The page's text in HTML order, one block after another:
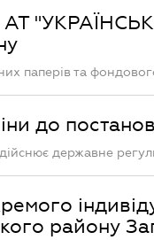
паперів та
до
державне
району